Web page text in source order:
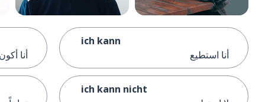
ich kann
أنا استطيع
ich kann nicht
أنا